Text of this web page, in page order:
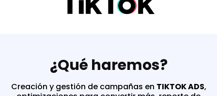
¿Qué haremos?
Creación y gestión de campañas en TIKTOK ADS,